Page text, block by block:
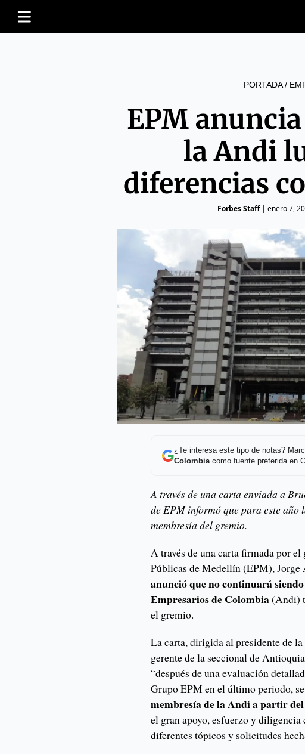
PORTADA/
EPM
la Andi
diferencias
Forbes Staff| enero 7,
¿Te interesa este tipo de notas?
Colombiacomo fuente preferida en
A través de una carta enviada a
de EPM informó que para este
membresía del gremio.
A través de una carta firmada por el
Públicas de Medellín (EPM),
anunció que no continuará
Empresarios de Colombia(Andi)
el gremio.
La carta, dirigida al presidente de
gerente de la seccional de
“después de una evaluación
Grupo EPM en el último periodo,
membresía de la Andi a partir
el gran apoyo, esfuerzo y diligencia
diferentes tópicos y solicitudes